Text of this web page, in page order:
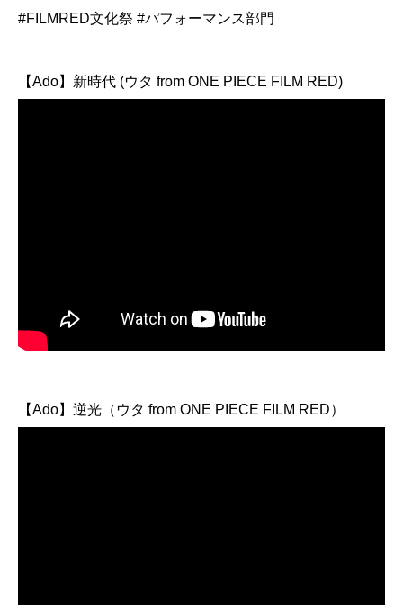
#FILMRED文化祭 #パフォーマンス部門
【Ado】新時代 (ウタ from ONE PIECE FILM RED)
【Ado】逆光（ウタ from ONE PIECE FILM RED）